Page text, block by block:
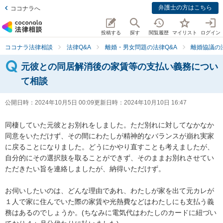
ココナラへ 弁護士の方はこちら
投稿する 探す 閲覧履歴 マイリスト ログイン
ココナラ法律相談 法律Q&A 離婚・男女問題の法律Q&A 離婚協議の
元彼との同居解消後の家賃等の支払い義務につい
て相談
公開日時： 2024年10月5日 00:09更新日時： 2024年10月10日 16:47
同棲していた元彼とお別れをしました。ただ別れに対してなかなか
同意をいただけず、その間にわたしが精神的なバランスが崩れ実家
に戻ることになりました。どうにかやり直すことも考えましたが、
自分的にその選択肢を取ることができず、そのままお別れさせてい
ただきたい旨を連絡しましたが、納得いただけず。
お伺いしたいのは、どんな理由であれ、わたしが家を出て元カレが
１人で家に住んでいた際の家賃や光熱費などはわたしにも支払う義
務はあるのでしょうか。(ちなみに電気代はわたしのカードに紐づい